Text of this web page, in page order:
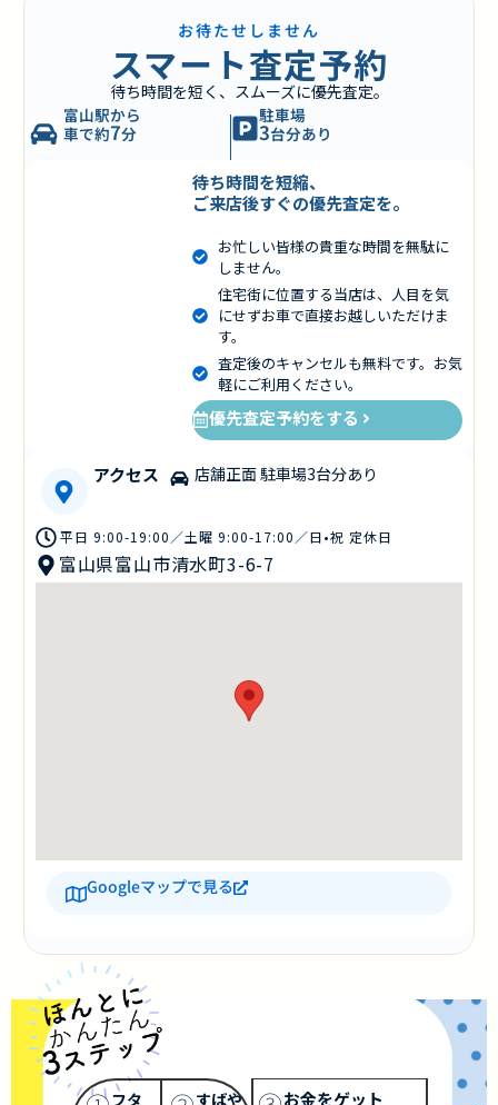
お待たせしません
スマート査定予約
待ち時間を短く、スムーズに優先査定。
富山駅から
車で約7分
駐車場
3台分あり
待ち時間を短縮、
ご来店後すぐの優先査定を。
お忙しい皆様の貴重な時間を無駄に
しません。
住宅街に位置する当店は、人目を気
にせずお車で直接お越しいただけま
す。
査定後のキャンセルも無料です。お気
軽にご利用ください。
優先査定予約をする
アクセス 店舗正面 駐車場3台分あり
平日 9:00-19:00／土曜 9:00-17:00／日•祝 定休日
富山県富山市清水町3-6-7
Googleマップで見る
フタ すばや お金をゲット